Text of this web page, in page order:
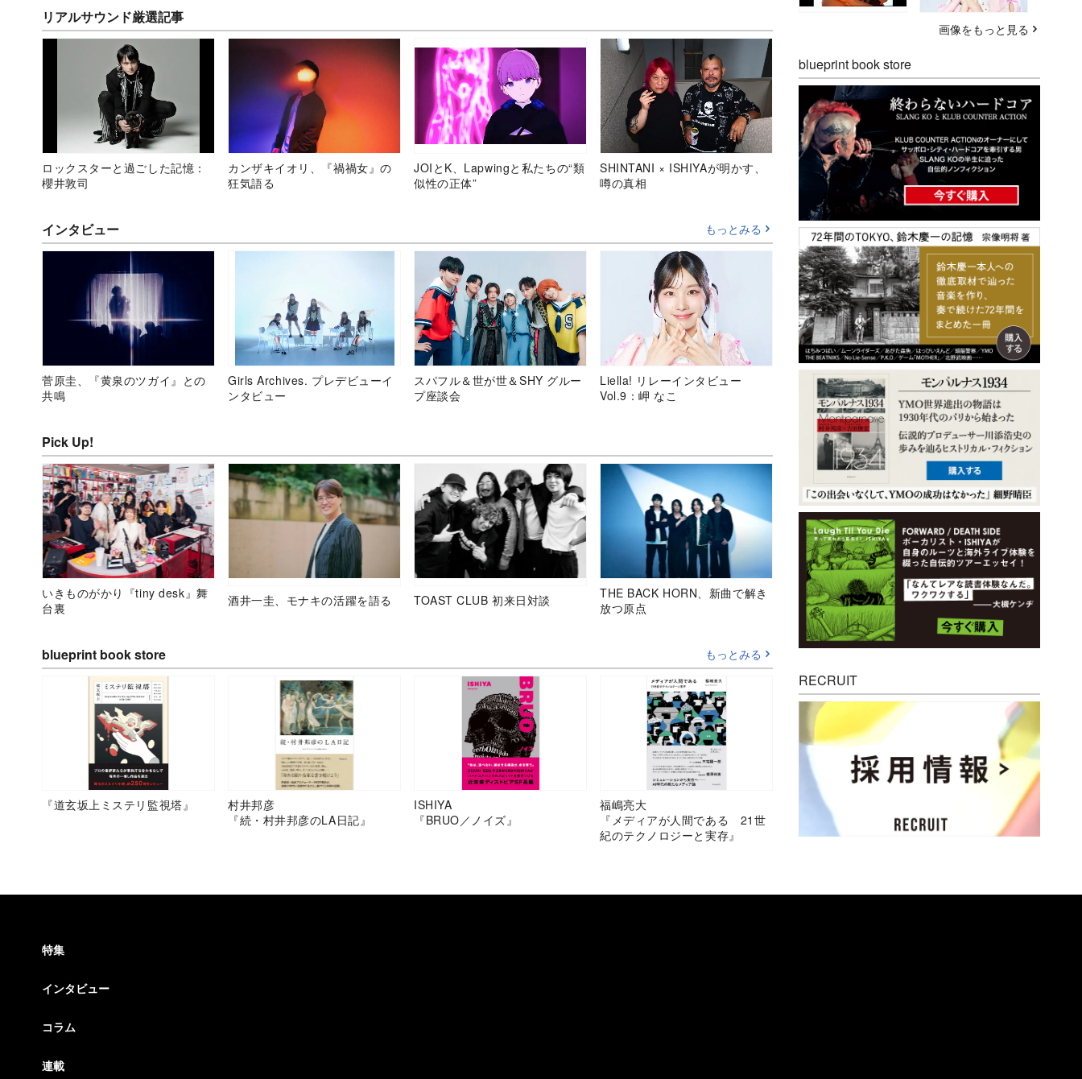
リアルサウンド厳選記事
ロックスターと過ごした記憶：
櫻井敦司
カンザキイオリ、『禍禍女』の
狂気語る
JOIとK、Lapwingと私たちの“類
似性の正体”
SHINTANI × ISHIYAが明かす、
噂の真相
インタビュー もっとみる
菅原圭、『黄泉のツガイ』との
共鳴
Girls Archives. プレデビューイ
ンタビュー
スパフル＆世が世＆SHY グルー
プ座談会
Liella! リレーインタビュー
Vol.9：岬 なこ
Pick Up!
いきものがかり『tiny desk』舞
台裏
酒井一圭、モナキの活躍を語る TOAST CLUB 初来日対談
THE BACK HORN、新曲で解き
放つ原点
blueprint book store もっとみる
『道玄坂上ミステリ監視塔』
村井邦彦
『続・村井邦彦のLA日記』
ISHIYA
『BRUO／ノイズ』
福嶋亮大
『メディアが人間である 21世
紀のテクノロジーと実存』
画像をもっと見る
blueprint book store
RECRUIT
特集
インタビュー
コラム
連載